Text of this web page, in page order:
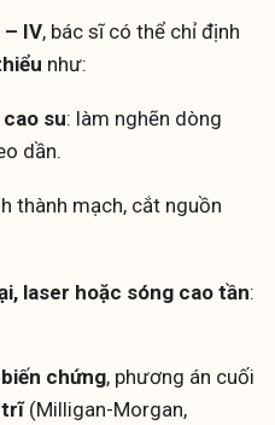
– IV, bác sĩ có thể chỉ định
như:
su: làm nghẽn dòng
dần.
thành mạch, cắt nguồn
laser hoặc sóng cao tần:
chứng, phương án cuối
trĩ(Milligan-Morgan,